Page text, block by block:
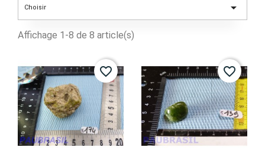
Choisir 
Affichage 1-8 de 8 article(s)
favorite_border favorite_border